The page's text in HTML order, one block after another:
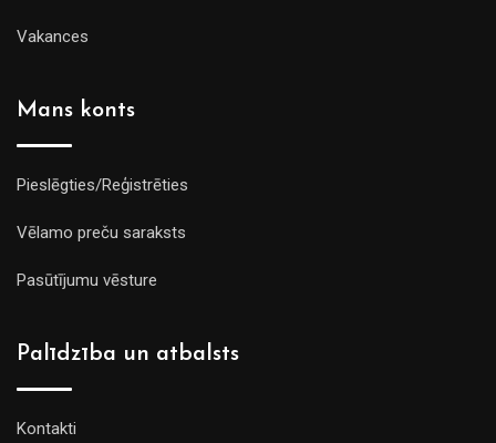
Vakances
Mans konts
Pieslēgties/Reģistrēties
Vēlamo preču saraksts
Pasūtījumu vēsture
Palīdzība un atbalsts
Kontakti